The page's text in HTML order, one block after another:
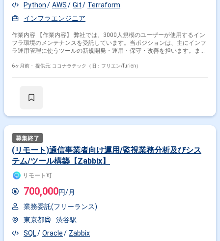
Python
AWS Git
Terraform
インフラエンジニア
作業内容 【作業内容】 弊社では、3000人規模のユーザーが使用するイン
フラ環境のメンテナンスを受託しています。当ポジションは、主にインフ
ラ運用管理に使うツールの新規開発・運用・保守・改善を担います。ま
た、通常の運用保守業務に加えて、顧客ニーズの業務の一貫として、コン
サーバ、DBのチューニングを行います。 ・アプリケーションのIaC・構成
行います。 ・Kubernetes上で稼動するアプリケーションの保守を行いま
す。 【ポジションの魅力】 ・インフラ運用・保守の実務を通じて、技術
理解を深めることができます。 ・大規模プロジェクトのミッションクリテ
ィカルな分野で使用されるシステムに携われます。 ・AWS, Docker等の運
て、いろいろなエンジニアリング技法を知ることができます。 【開発環
for NetApp ONTAP） ・インフラ：Docker, Terraform, Kubernetes ・
・AI：Claude Code, ChatGPT ・言語 / ランタイム：Python, Go ・監視、
データ基盤：Grafana ・コラボレーションツール：Slack, Google Meet,
Teams, esa.io, Jira, Confluence
6ヶ月前・ 提供元: ココナラテック（旧：フリエン/furien）
(リモート)通信事業者向け運用/監視業務分析及びシス
テム/ツール構築【Zabbix】
リモート可
700,000円/月
業務委託(フリーランス)
東京都
渋谷駅
SQL
Oracle
Zabbix